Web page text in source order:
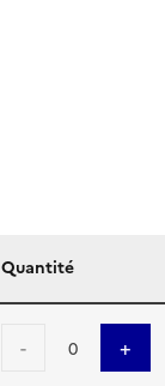
Quantité
- 0 +